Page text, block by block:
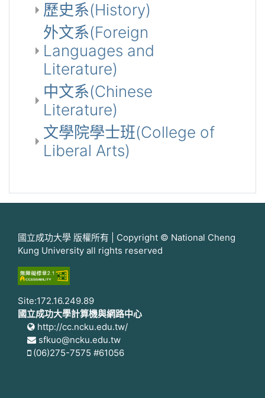
歷史系(History)
外文系(Foreign
Languages and
Literature)
中文系(Chinese
Literature)
文學院學士班(College of
Liberal Arts)
國立成功大學 版權所有 | Copyright © National Cheng
Kung University all rights reserved
Site:172.16.249.89
國立成功大學計算機與網路中心
http://cc.ncku.edu.tw/
sfkuo@ncku.edu.tw
(06)275-7575 #61056